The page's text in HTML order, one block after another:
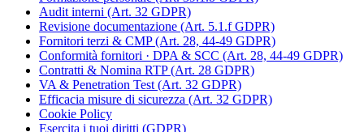
Audit interni (Art. 32 GDPR)
Revisione documentazione (Art. 5.1.f GDPR)
Fornitori terzi & CMP (Art. 28, 44-49 GDPR)
Conformità fornitori · DPA & SCC (Art. 28, 44-49 GDPR)
Contratti & Nomina RTP (Art. 28 GDPR)
VA & Penetration Test (Art. 32 GDPR)
Efficacia misure di sicurezza (Art. 32 GDPR)
Cookie Policy
Esercita i tuoi diritti (GDPR)